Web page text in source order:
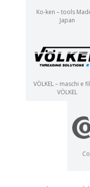
Ko-ken – tools
Japan
VÖLKEL – maschi e
VÖLKEL